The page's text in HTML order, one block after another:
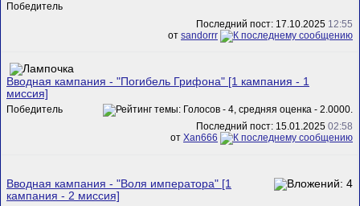
Победитель
Последний пост: 17.10.2025 12:55
от sandorrr
Вводная кампания - "Погибель Грифона" [1 кампания - 1
миссия]
Победитель
Последний пост: 15.01.2025 02:58
от Xan666
Вводная кампания - "Воля императора" [1
кампания - 2 миссия]